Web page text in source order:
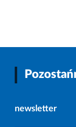
newsletter